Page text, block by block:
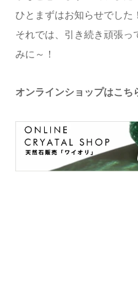
ひとまずはお知らせでした！
それでは、引き続き頑張っ
みに～！
オンラインショップはこち